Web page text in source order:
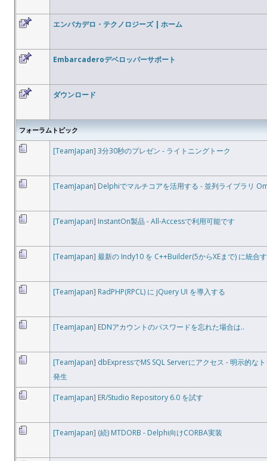
エンバカデロ・テクノロジーズ | ホーム
Embarcaderoデベロッパーサポート
ダウンロード
フォーラムトピック
[TeamJapan] 3分30秒のプレゼン - ライトニングトーク
[TeamJapan] Delphiでマルチコアを活用する - 並列ライブラリ
[TeamJapan] InstantOn製品 - All-Accessで利用可能です
[TeamJapan] 最新の Indy10 を C++Builder(5からXEまで) に統合
[TeamJapan] RadPHP(RPCL) に jQuery UI を導入する
[TeamJapan] EDNアカウントのパスワードを忘れた場合は..
[TeamJapan] dbExpressでMS SQL Serverにアクセス - 明示的な
発生
[TeamJapan] ER/Studio Repository 6.0 を試す
[TeamJapan] (続) MTDORB - Delphi向けCORBA実装